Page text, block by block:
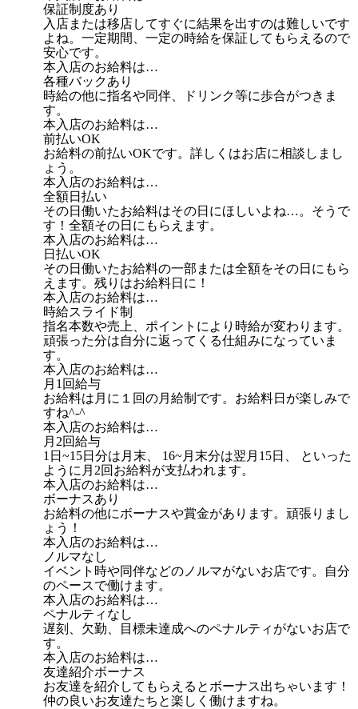
保証制度あり
入店または移店してすぐに結果を出すのは難しいです
よね。一定期間、一定の時給を保証してもらえるので
安心です。
本入店のお給料は…
各種バックあり
時給の他に指名や同伴、ドリンク等に歩合がつきま
す。
本入店のお給料は…
前払いOK
お給料の前払いOKです。詳しくはお店に相談しまし
ょう。
本入店のお給料は…
全額日払い
その日働いたお給料はその日にほしいよね…。そうで
す！全額その日にもらえます。
本入店のお給料は…
日払いOK
その日働いたお給料の一部または全額をその日にもら
えます。残りはお給料日に！
本入店のお給料は…
時給スライド制
指名本数や売上、ポイントにより時給が変わります。
頑張った分は自分に返ってくる仕組みになっていま
す。
本入店のお給料は…
月1回給与
お給料は月に１回の月給制です。お給料日が楽しみで
すね^-^
本入店のお給料は…
月2回給与
1日~15日分は月末、 16~月末分は翌月15日、 といった
ように月2回お給料が支払われます。
本入店のお給料は…
ボーナスあり
お給料の他にボーナスや賞金があります。頑張りまし
ょう！
本入店のお給料は…
ノルマなし
イベント時や同伴などのノルマがないお店です。自分
のペースで働けます。
本入店のお給料は…
ペナルティなし
遅刻、欠勤、目標未達成へのペナルティがないお店で
す。
本入店のお給料は…
友達紹介ボーナス
お友達を紹介してもらえるとボーナス出ちゃいます！
仲の良いお友達たちと楽しく働けますね。